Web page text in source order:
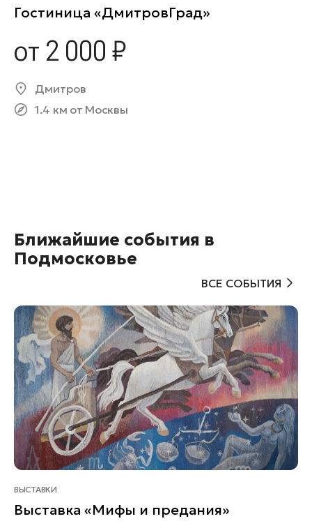
Гостиница «ДмитровГрад»
от 2 000 ₽
Дмитров
1.4 км от Москвы
Ближайшие события в
Подмосковье
ВСЕ СОБЫТИЯ
ВЫСТАВКИ
Выставка «Мифы и предания»